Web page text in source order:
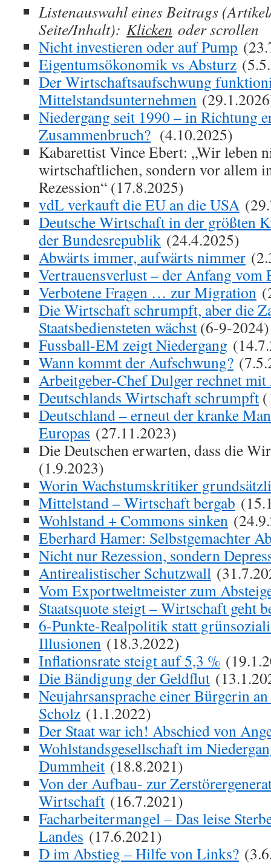
Listenauswahl eines Beitrags
Seite/Inhalt): Klicken oder scrollen
Nicht investieren oder auf Pump
Eigentumsökonomik vs Absturz
Der Wirtschaftsaufschwung
Mittelstandsunternehmen
Niedergang seit 1990 – in Richtung
Zusammenbruch? (4.10.2025)
Kabarettist Vince Ebert: „Wir leben
wirtschaftlichen, sondern vor allem
Rezession“ (17.8.2025)
vdL verkauft die EU an die USA
Deutsche Wirtschaft in der größten
der Bundesrepublik (24.4.2025)
Abwärts immer, aufwärts nimmer
Vertrauensverlust – der Anfang vom
Verbotene Fragen … zur Migration
Die Wirtschaft schrumpft, aber die
Staatsbediensteten wächst (6-9-2024)
Fussball-EM zeigt Niedergang
Wann kommt der Aufschwung?
Arbeitgeber-Chef Dulger rechnet
Deutschlands Wirtschaft schrumpft
Deutschland – erneut der kranke
Europas (27.11.2023)
Die Deutschen erwarten, dass die
(1.9.2023)
Worin Wachstumskritiker
Mittelstand – Wirtschaft bergab
Wohlstand + Commons sinken
Eberhard Hamer: Selbstgemachter
Nicht nur Rezession, sondern
Antirealistischer Schutzwall
Vom Exportweltmeister zum
Staatsquote steigt – Wirtschaft geht
6-Punkte-Realpolitik statt
Illusionen (18.3.2022)
Inflationsrate steigt auf 5,3 %
Die Bändigung der Geldflut
Neujahrsansprache einer Bürgerin
Scholz (1.1.2022)
Der Staat war ich! Abschied von
Wohlstandsgesellschaft im
Dummheit (18.8.2021)
Von der Aufbau- zur
Wirtschaft (16.7.2021)
Facharbeitermangel – Das leise
Landes (17.6.2021)
D im Abstieg – Hilfe von Links?